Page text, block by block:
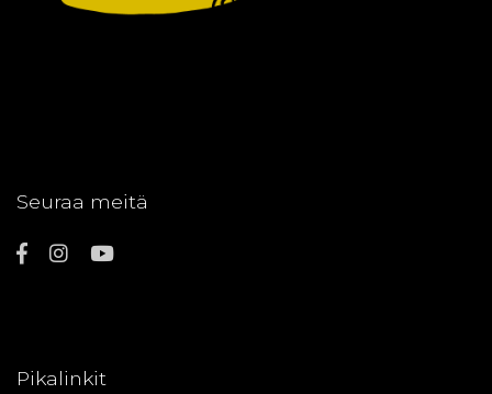
Seuraa meitä
Pikalinkit